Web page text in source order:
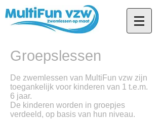
Groepslessen
De zwemlessen van MultiFun vzw zijn
toegankelijk voor kinderen van 1 t.e.m.
6 jaar.
De kinderen worden in groepjes
verdeeld, op basis van hun niveau.